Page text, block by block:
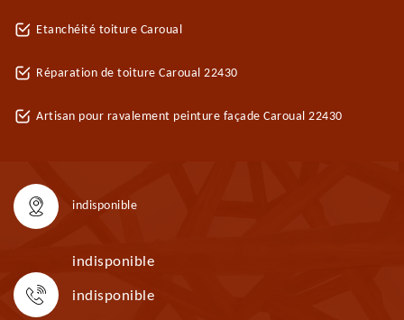
Etanchéité toiture Caroual
Réparation de toiture Caroual 22430
Artisan pour ravalement peinture façade Caroual 22430
indisponible
indisponible
indisponible